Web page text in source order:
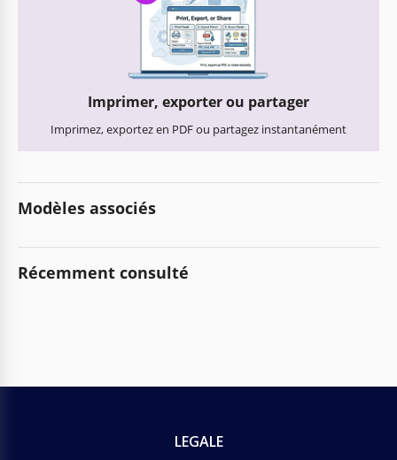
Imprimer, exporter ou partager
Imprimez, exportez en PDF ou partagez instantanément
Modèles associés
Récemment consulté
LEGALE